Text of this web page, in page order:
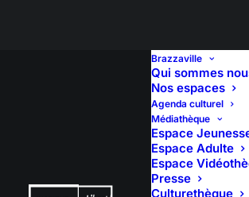
Brazzaville
Qui sommes
Nos espaces
Agenda culturel
Médiathèque
Espace
Espace Adulte
Espace
Presse
Culturethèque
CONFÉRENCE
LA CRÉATION